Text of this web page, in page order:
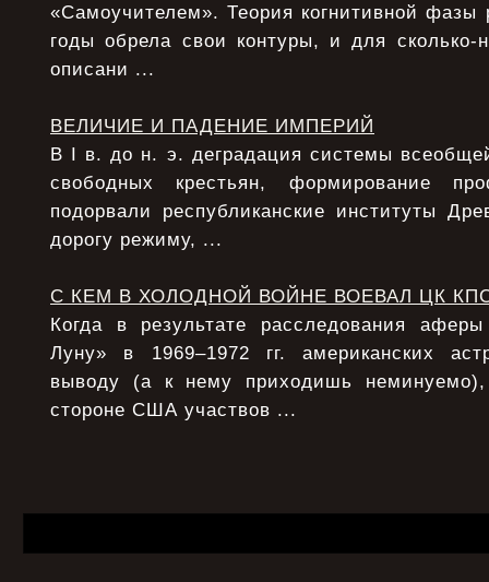
«Самоучителем». Теория когнитивной
годы обрела свои контуры, и для сколько-
описани ...
ВЕЛИЧИЕ И ПАДЕНИЕ ИМПЕРИЙ
В I в. до н. э. деградация системы
свободных крестьян, формирование
подорвали республиканские институты
дорогу режиму, ...
С КЕМ В ХОЛОДНОЙ ВОЙНЕ ВОЕВАЛ ЦК
Когда в результате расследования
Луну» в 1969–1972 гг. американских
выводу (а к нему приходишь
стороне США участвов ...